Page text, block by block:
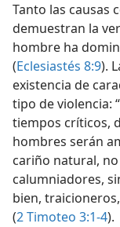
Tanto las causas
demuestran la
hombre ha
(Eclesiastés 8:9).
existencia de
tipo de violencia:
tiempos críticos,
hombres serán
cariño natural,
calumniadores,
bien,
(2 Timoteo 3:1-4).